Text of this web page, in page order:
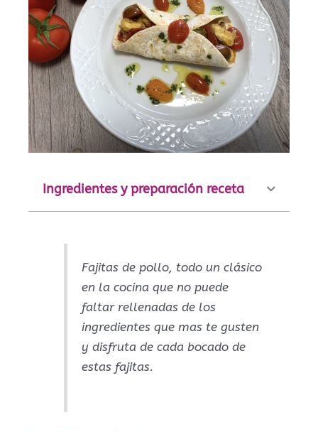
Ingredientes y preparación receta
Fajitas de pollo, todo un clásico
en la cocina que no puede
faltar rellenadas de los
ingredientes que mas te gusten
y disfruta de cada bocado de
estas fajitas.